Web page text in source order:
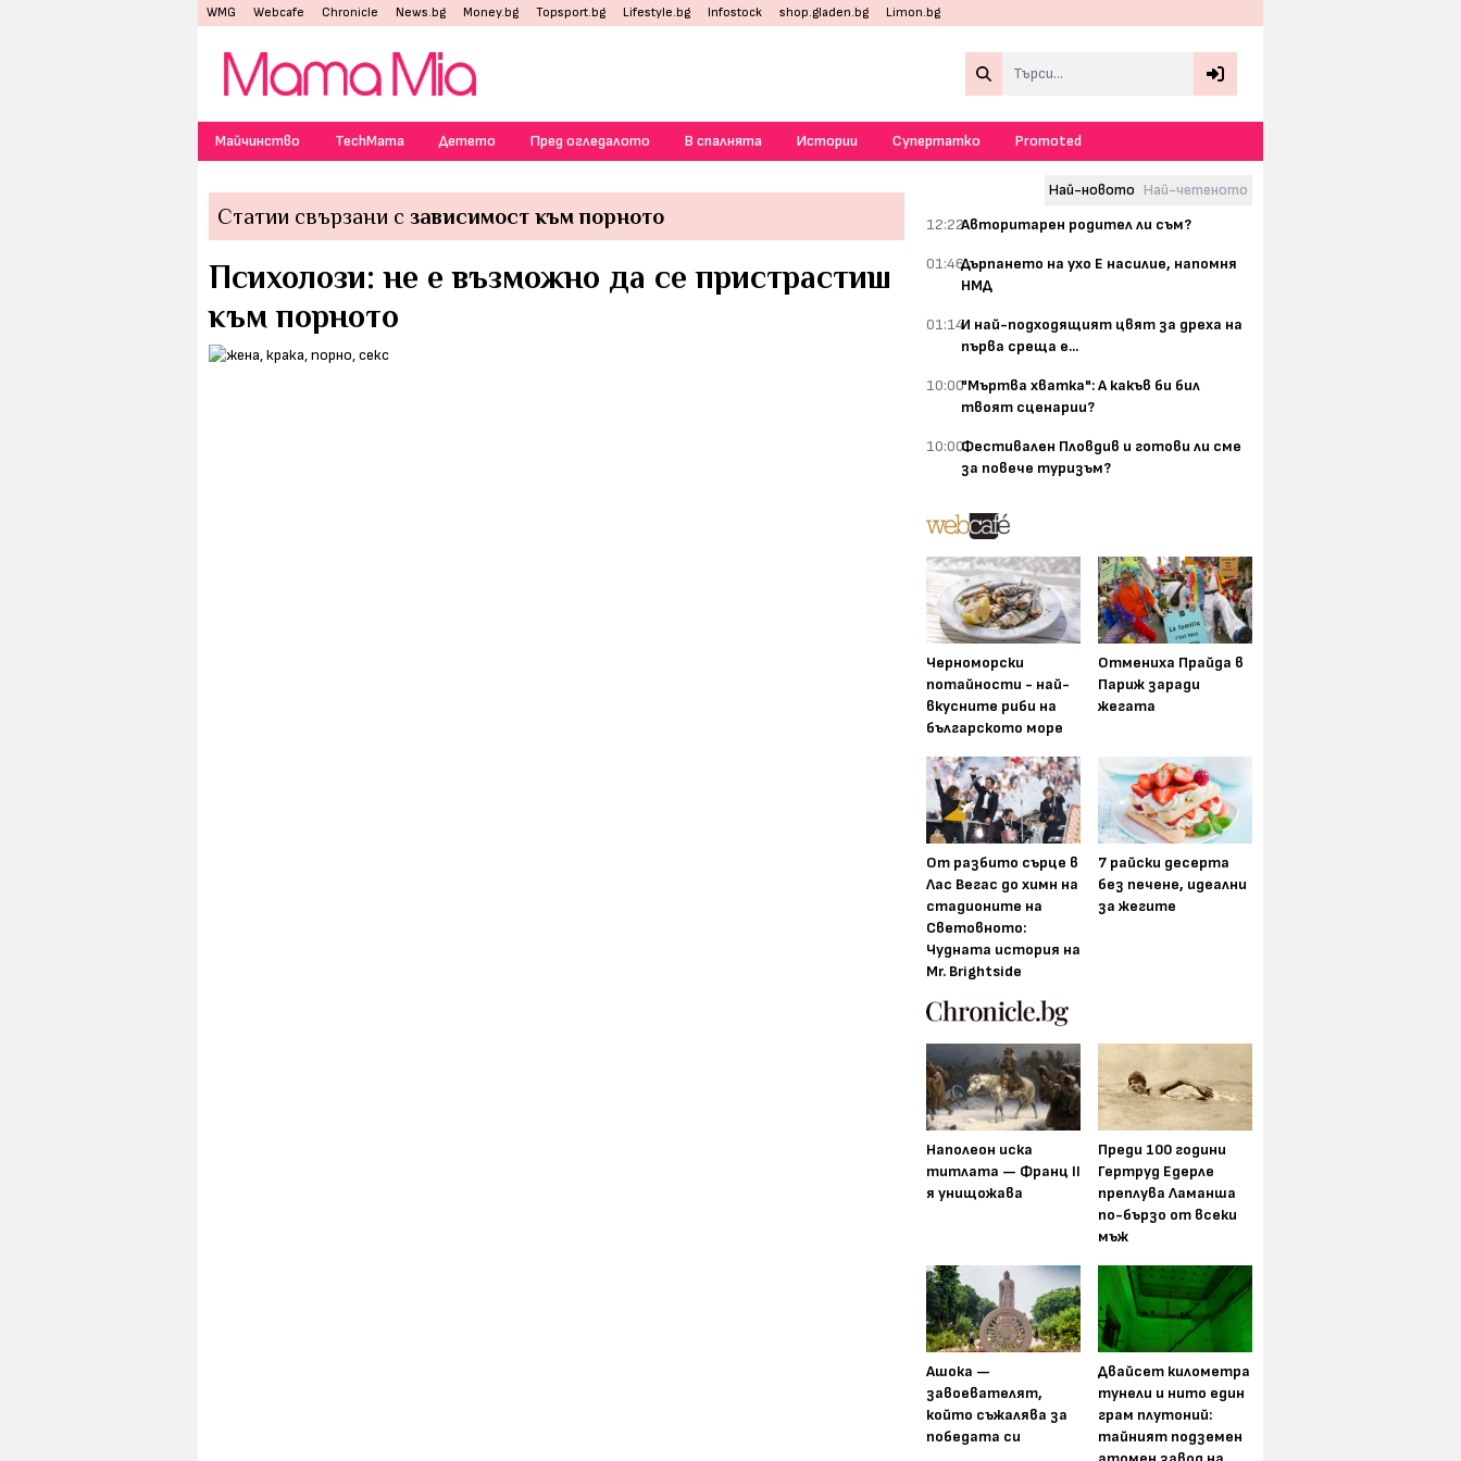
WMG Webcafe Chronicle News.bg Money.bg Topsport.bg Lifestyle.bg Infostock shop.gladen.bg Limon.bg
Майчинство TechMama Детето Пред огледалото В спалнята Истории Супертатко Promoted
Статии свързани с зависимост към порното
Психолози: не е възможно да се пристрастиш
към порното
Най-новото Най-четеното
12:22Авторитарен родител ли съм?
01:46Дърпането на ухо Е насилие, напомня
НМД
01:14И най-подходящият цвят за дреха на
първа среща е...
10:00"Мъртва хватка": А какъв би бил
твоят сценарии?
10:00Фестивален Пловдив и готови ли сме
за повече туризъм?
Черноморски
потайности - най-
вкусните риби на
българското море
Отмениха Прайда в
Париж заради
жегата
От разбито сърце в
Лас Вегас до химн на
стадионите на
Световното:
Чудната история на
Mr. Brightside
7 райски десерта
без печене, идеални
за жегите
Наполеон иска
титлата — Франц II
я унищожава
Преди 100 години
Гертруд Едерле
преплува Ламанша
по-бързо от всеки
мъж
Ашока —
завоевателят,
който съжалява за
победата си
Двайсет километра
тунели и нито един
грам плутоний:
тайният подземен